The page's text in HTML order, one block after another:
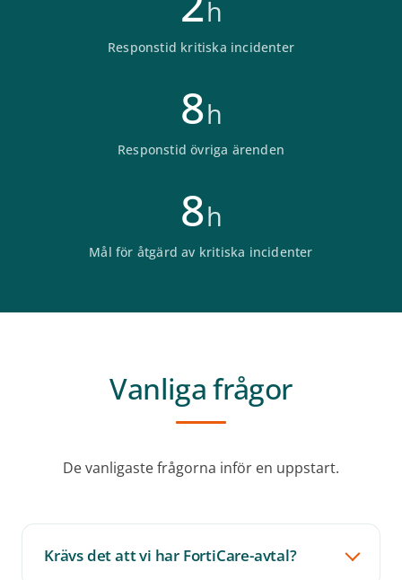
h
Responstid kritiska incidenter
8h
Responstid övriga ärenden
8h
Mål för åtgärd av kritiska incidenter
Vanliga frågor
De vanligaste frågorna inför en uppstart.
Krävs det att vi har FortiCare-avtal?